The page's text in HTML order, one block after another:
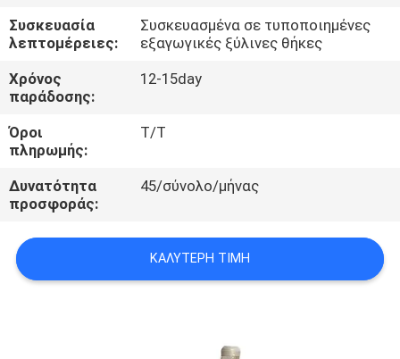
ΜΑΣ
ΕΛΆΤΕ
ΣΕ
ΕΠΑΦΉ
ΜΕ
ΕΙΔΉΣΕΙΣ
ΠΕΡΙΠΤΏΣΕΙΣ
Συσκευασία
λεπτομέρειες:
Συσκευασμένα σε τυποποιημένες
εξαγωγικές ξύλινες θήκες
Χρόνος
παράδοσης:
12-15day
Όροι
πληρωμής:
Τ/Τ
Δυνατότητα
προσφοράς:
45/σύνολο/μήνας
ΚΑΛΎΤΕΡΗ ΤΙΜΉ